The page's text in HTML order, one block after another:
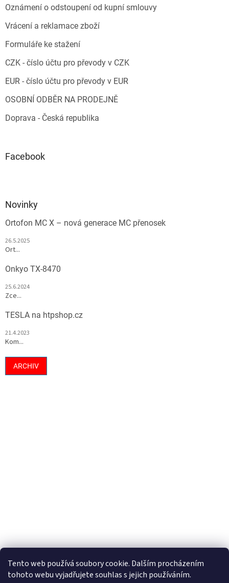
Tento web používá soubory cookie. Dalším procházením
tohoto webu vyjadřujete souhlas s jejich používáním.
Oznámení o odstoupení od kupní smlouvy
Vrácení a reklamace zboží
Formuláře ke stažení
CZK - číslo účtu pro převody v CZK
EUR - číslo účtu pro převody v EUR
OSOBNÍ ODBĚR NA PRODEJNĚ
Doprava - Česká republika
Facebook
Novinky
Ortofon MC X – nová generace MC přenosek
26.5.2025
Ort...
Onkyo TX-8470
25.6.2024
Zce...
TESLA na htpshop.cz
21.4.2023
Kom...
ARCHIV